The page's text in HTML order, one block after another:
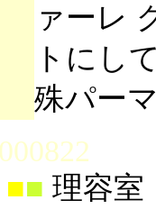
ァーレ
トにし
殊パー
■ 理容室